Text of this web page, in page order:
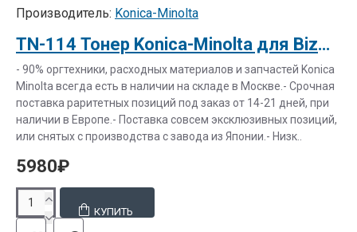
Производитель: Konica-Minolta
TN-114 Тонер Konica-Minolta для BizHub 162/163/210/211 (8937784)
- 90% оргтехники, расходных материалов и запчастей Konica
Minolta всегда есть в наличии на складе в Москве.- Срочная
поставка раритетных позиций под заказ от 14-21 дней, при
наличии в Европе.- Поставка совсем эксклюзивных позиций,
или снятых с производства с завода из Японии.- Низк..
5980₽
КУПИТЬ